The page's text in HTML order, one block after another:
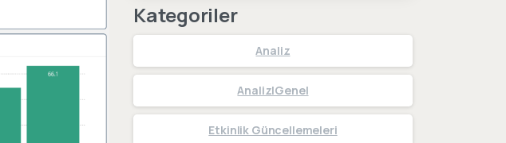
Kategoriler
Analiz
Analiz|Genel
Etkinlik Güncellemeleri